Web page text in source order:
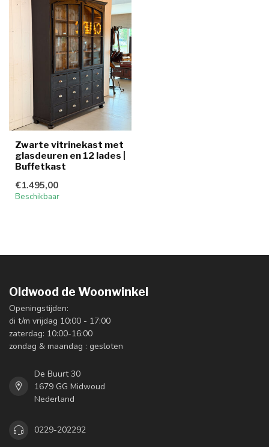
Zwarte vitrinekast met
glasdeuren en 12 lades |
Buffetkast
€1.495,00
Beschikbaar
Oldwood de Woonwinkel
Openingstijden:
di t/m vrijdag 10:00 - 17:00
zaterdag: 10:00-16:00
zondag & maandag : gesloten
De Buurt 30
1679 GG Midwoud
Nederland
0229-202292